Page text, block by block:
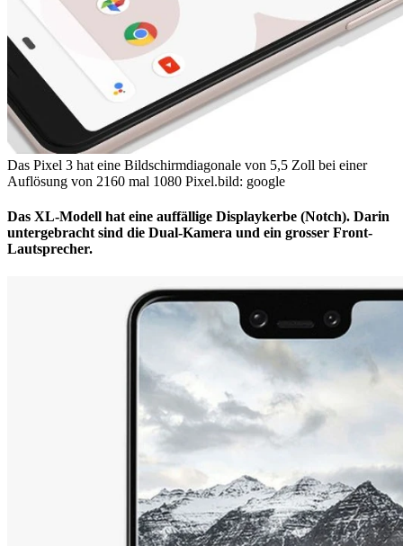
Das Pixel 3 hat eine Bildschirmdiagonale von 5,5 Zoll bei einer
Auflösung von 2160 mal 1080 Pixel.bild: google
Das XL-Modell hat eine auffällige Displaykerbe (Notch). Darin
untergebracht sind die Dual-Kamera und ein grosser Front-
Lautsprecher.